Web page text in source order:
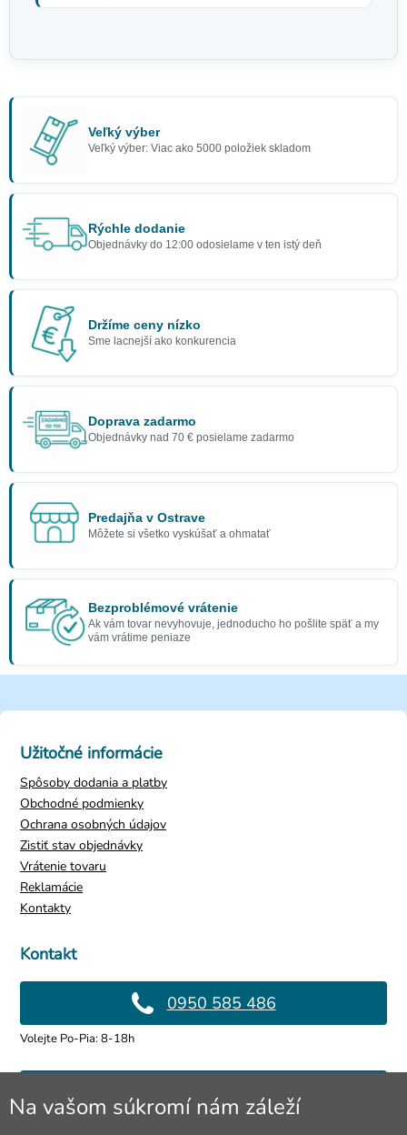
Veľký výber
Veľký výber: Viac ako 5000 položiek skladom
Rýchle dodanie
Objednávky do 12:00 odosielame v ten istý deň
Držíme ceny nízko
Sme lacnejší ako konkurencia
Doprava zadarmo
Objednávky nad 70 € posielame zadarmo
Predajňa v Ostrave
Môžete si všetko vyskúšať a ohmatať
Bezproblémové vrátenie
Ak vám tovar nevyhovuje, jednoducho ho pošlite späť a my
vám vrátime peniaze
Kontakt
0950 585 486
Volejte Po-Pia: 8-18h
info@4lol.cz
Užitočné informácie
Spôsoby dodania a platby
Obchodné podmienky
Ochrana osobných údajov
Zistiť stav objednávky
Vrátenie tovaru
Reklamácie
Kontakty
Na vašom súkromí nám záleží